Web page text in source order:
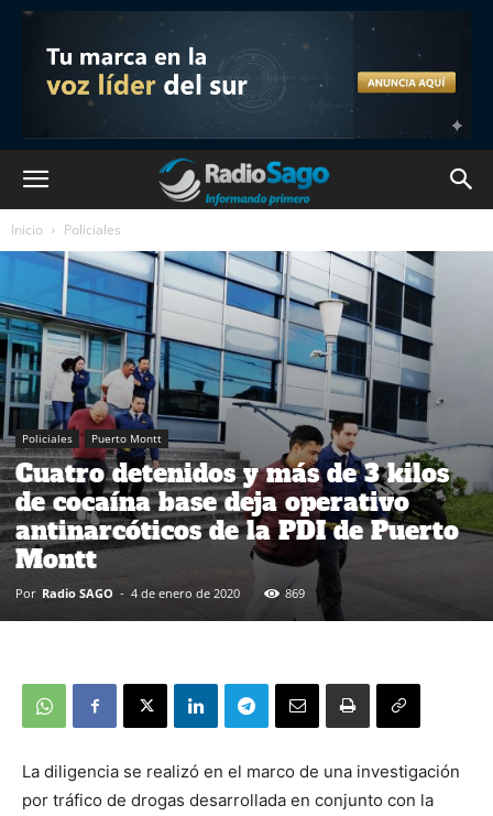
Inicio Policiales
Policiales Puerto Montt
Cuatro detenidos y más de 3 kilos
de cocaína base deja operativo
antinarcóticos de la PDI de Puerto
Montt
Por Radio SAGO - 4 de enero de 2020 869
La diligencia se realizó en el marco de una investigación
por tráfico de drogas desarrollada en conjunto con la